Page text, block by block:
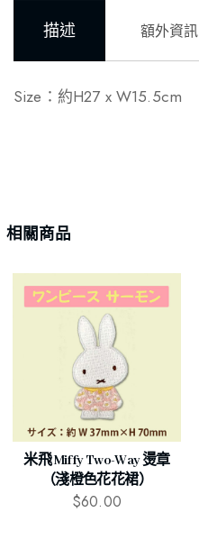
描述 額外資訊
Size：約H27 x W15.5cm
相關商品
米飛 Miffy Two-Way 燙章
（淺橙色花花裙）
$60.00